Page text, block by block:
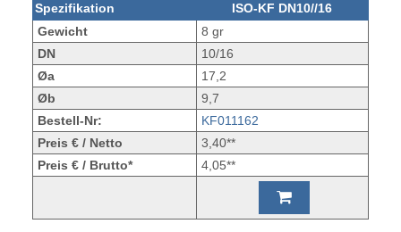
Spezifikation
ISO-KF DN10//16
Gewicht
8 gr
DN
10/16
Øa
17,2
Øb
9,7
Bestell-Nr:
KF011162
Preis € / Netto
3,40**
Preis € / Brutto*
4,05**